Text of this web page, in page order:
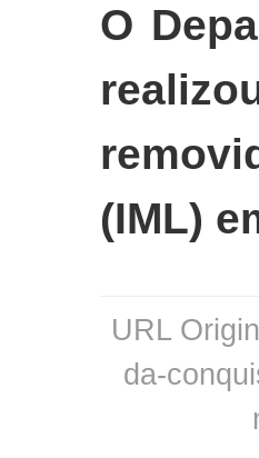
O
(IML)
URL
da-